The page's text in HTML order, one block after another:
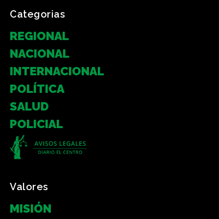
Categorias
REGIONAL
NACIONAL
INTERNACIONAL
POLÍTICA
SALUD
POLICIAL
Valores
MISIÓN